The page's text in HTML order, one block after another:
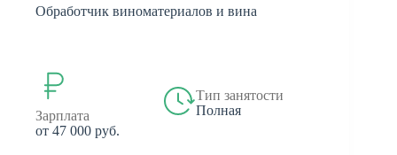
Обработчик виноматериалов и вина
Зарплата
от 47 000 руб.
Тип занятости
Полная